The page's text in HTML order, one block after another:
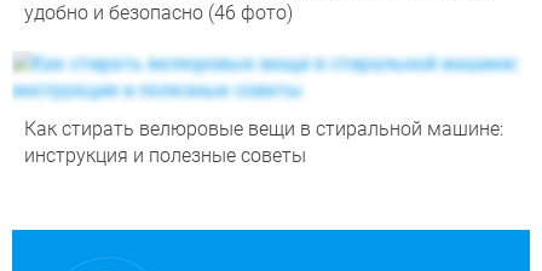
удобно и безопасно (46 фото)
Как стирать велюровые вещи в стиральной машине:
инструкция и полезные советы